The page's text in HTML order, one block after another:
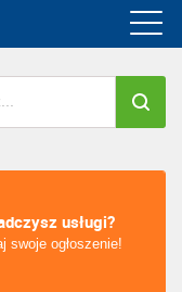
usługi?
swoje ogłoszenie!